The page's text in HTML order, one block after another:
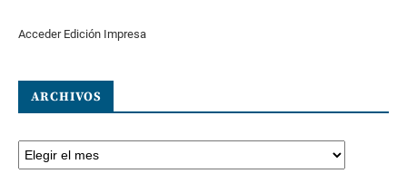
Acceder Edición Impresa
ARCHIVOS